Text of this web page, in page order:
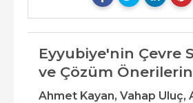
Eyyubiye'nin Çevre
ve Çözüm
Ahmet Kayan, Vahap Uluç,